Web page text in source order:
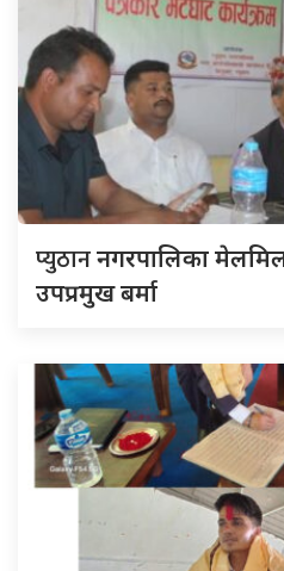
प्युठाननगरपालिका
उपप्रमुख बर्मा